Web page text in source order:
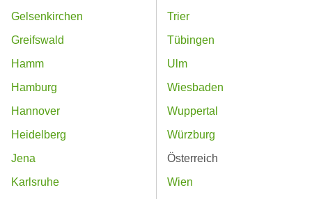
Gelsenkirchen
Greifswald
Hamm
Hamburg
Hannover
Heidelberg
Jena
Karlsruhe
Trier
Tübingen
Ulm
Wiesbaden
Wuppertal
Würzburg
Österreich
Wien